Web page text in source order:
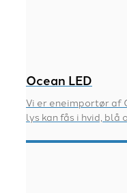
Ocean LED
Vi er eneimportør af
lys kan fås i hvid, blå